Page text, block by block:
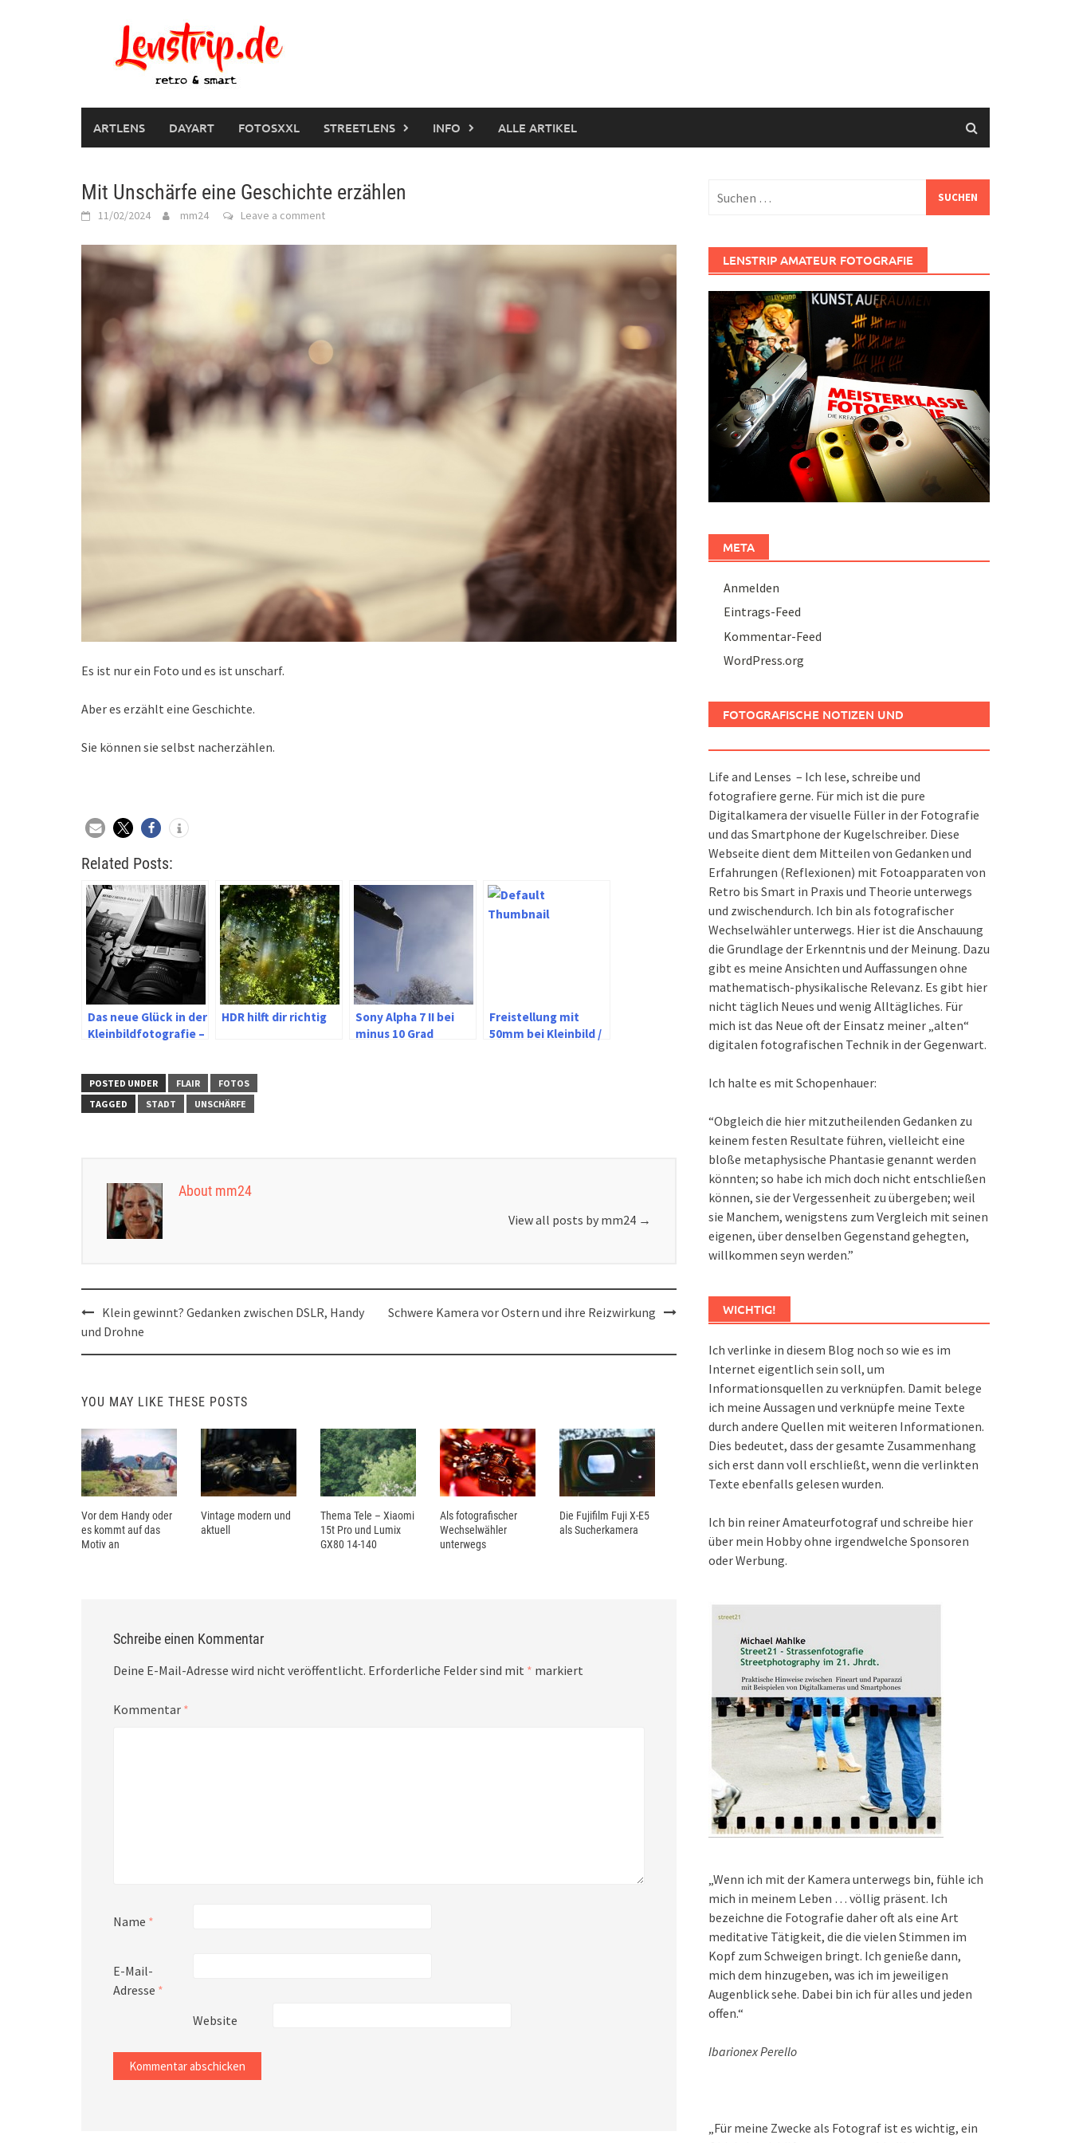
ARTLENS DAYART FOTOSXXL STREETLENS INFO ALLE ARTIKEL
Mit Unschärfe eine Geschichte erzählen
11/02/2024 mm24 Leave a comment
Es ist nur ein Foto und es ist unscharf.
Aber es erzählt eine Geschichte.
Sie können sie selbst nacherzählen.
Related Posts:
Das neue Glück in der
Kleinbildfotografie –
HDR hilft dir richtig
Sony Alpha 7 II bei
minus 10 Grad
Freistellung mit
50mm bei Kleinbild /
POSTED UNDER FLAIR
FOTOS
TAGGED
STADT UNSCHÄRFE
About mm24
View all posts by mm24 →
Post
navigation
Klein gewinnt? Gedanken zwischen DSLR, Handy
und Drohne
Schwere Kamera vor Ostern und ihre Reizwirkung
YOU MAY LIKE THESE POSTS
Vor dem Handy oder
es kommt auf das
Motiv an
Vintage modern und
aktuell
Thema Tele – Xiaomi
15t Pro und Lumix
GX80 14-140
Als fotografischer
Wechselwähler
unterwegs
Die Fujifilm Fuji X-E5
als Sucherkamera
Schreibe einen Kommentar
Deine E-Mail-Adresse wird nicht veröffentlicht. Erforderliche Felder sind mit * markiert
Kommentar *
Name *
E-Mail-
Adresse *
Website
nach:
LENSTRIP AMATEUR FOTOGRAFIE
META
Anmelden
Eintrags-Feed
Kommentar-Feed
WordPress.org
FOTOGRAFISCHE NOTIZEN UND
Life and Lenses – Ich lese, schreibe und
fotografiere gerne. Für mich ist die pure
Digitalkamera der visuelle Füller in der Fotografie
und das Smartphone der Kugelschreiber. Diese
Webseite dient dem Mitteilen von Gedanken und
Erfahrungen (Reflexionen) mit Fotoapparaten von
Retro bis Smart in Praxis und Theorie unterwegs
und zwischendurch. Ich bin als fotografischer
Wechselwähler unterwegs. Hier ist die Anschauung
die Grundlage der Erkenntnis und der Meinung. Dazu
gibt es meine Ansichten und Auffassungen ohne
mathematisch-physikalische Relevanz. Es gibt hier
nicht täglich Neues und wenig Alltägliches. Für
mich ist das Neue oft der Einsatz meiner „alten“
digitalen fotografischen Technik in der Gegenwart.
Ich halte es mit Schopenhauer:
“Obgleich die hier mitzutheilenden Gedanken zu
keinem festen Resultate führen, vielleicht eine
bloße metaphysische Phantasie genannt werden
könnten; so habe ich mich doch nicht entschließen
können, sie der Vergessenheit zu übergeben; weil
sie Manchem, wenigstens zum Vergleich mit seinen
eigenen, über denselben Gegenstand gehegten,
willkommen seyn werden.”
WICHTIG!
Ich verlinke in diesem Blog noch so wie es im
Internet eigentlich sein soll, um
Informationsquellen zu verknüpfen. Damit belege
ich meine Aussagen und verknüpfe meine Texte
durch andere Quellen mit weiteren Informationen.
Dies bedeutet, dass der gesamte Zusammenhang
sich erst dann voll erschließt, wenn die verlinkten
Texte ebenfalls gelesen wurden.
Ich bin reiner Amateurfotograf und schreibe hier
über mein Hobby ohne irgendwelche Sponsoren
oder Werbung.
„Wenn ich mit der Kamera unterwegs bin, fühle ich
mich in meinem Leben … völlig präsent. Ich
bezeichne die Fotografie daher oft als eine Art
meditative Tätigkeit, die die vielen Stimmen im
Kopf zum Schweigen bringt. Ich genieße dann,
mich dem hinzugeben, was ich im jeweiligen
Augenblick sehe. Dabei bin ich für alles und jeden
offen.“
Ibarionex Perello
„Für meine Zwecke als Fotograf ist es wichtig, ein